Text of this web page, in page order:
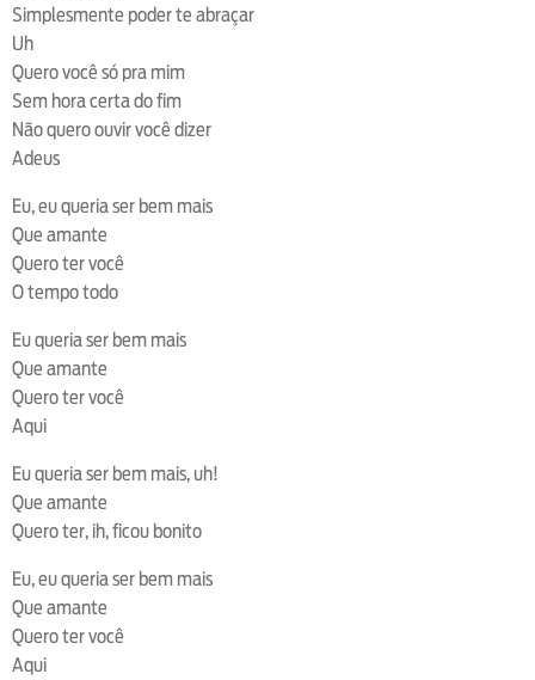
Simplesmente poder te abraçar
Uh
Quero você só pra mim
Sem hora certa do fim
Não quero ouvir você dizer
Adeus
Eu, eu queria ser bem mais
Que amante
Quero ter você
O tempo todo
Eu queria ser bem mais
Que amante
Quero ter você
Aqui
Eu queria ser bem mais, uh!
Que amante
Quero ter, ih, ficou bonito
Eu, eu queria ser bem mais
Que amante
Quero ter você
Aqui